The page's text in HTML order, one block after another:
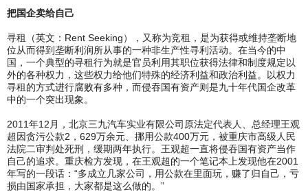
把国企卖给自己
寻租（英文：Rent Seeking），又称为竞租，是为获得或维持垄断地
位从而得到垄断利润所从事的一种非生产性寻利活动。在当今的中
国，一个典型的寻租行为就是官员利用其职位获得法律和制度规定以
外的各种权力，这些权力给他们特殊的经济利益和政治利益。以权力
寻租的方式进行腐败有多种，而侵吞国有资产则是九十年代国企改革
中的一个突出现象。
2011年12月，北京三九汽车实业有限公司原法定代表人、总经理王观
超因贪污公款2，629万余元、挪用公款400万元，被重庆市高级人民
法院二审判处死刑，缓期两年执行。王观超一直将侵吞国有资产当作
自己的追求。重庆检方发现，在王观超的一个笔记本上发现他在2001
年写的一段话：“多成立几家公司，用公款在里面玩，赚了归自己，亏
损由国家承担，大家都是这么做的。”